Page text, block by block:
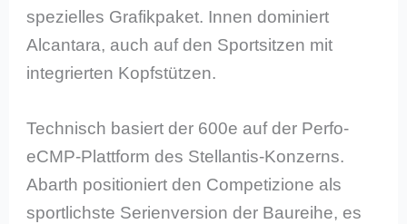
spezielles Grafikpaket. Innen dominiert
Alcantara, auch auf den Sportsitzen mit
integrierten Kopfstützen.
Technisch basiert der 600e auf der Perfo-
eCMP-Plattform des Stellantis-Konzerns.
Abarth positioniert den Competizione als
sportlichste Serienversion der Baureihe, es